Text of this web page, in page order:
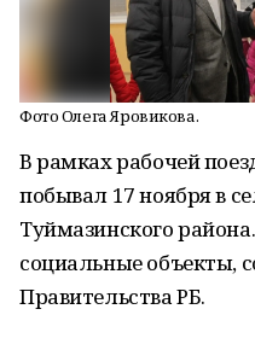
Фото Олега Яровикова.
В рамках рабочей
побывал 17 ноября в
Туймазинского
социальные объекты,
Правительства РБ.